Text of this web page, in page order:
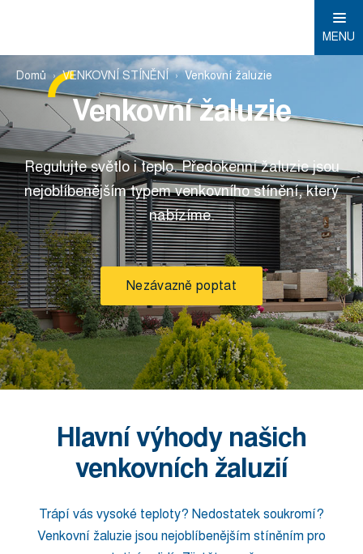
MENU
Domů VENKOVNÍ STÍNĚNÍ Venkovní žaluzie
Venkovní žaluzie
Regulujte světlo i teplo. Předokenní žaluzie jsou
nejoblíbenějším typem venkovního stínění, který
nabízíme.
Nezávazně poptat
Hlavní výhody našich
venkovních žaluzií
Trápí vás vysoké teploty? Nedostatek soukromí?
Venkovní žaluzie jsou nejoblíbenějším stíněním pro